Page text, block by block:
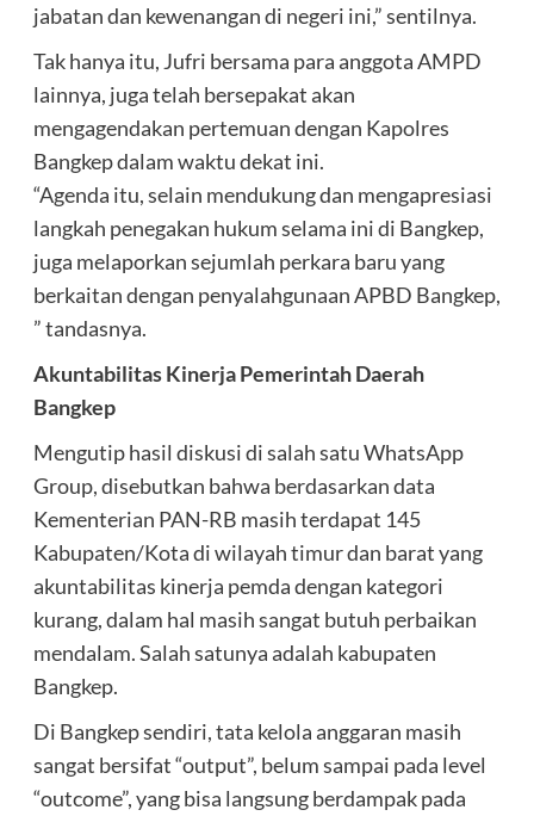
jabatan dan kewenangan di negeri ini,” sentilnya.
Tak hanya itu, Jufri bersama para anggota AMPD
lainnya, juga telah bersepakat akan
mengagendakan pertemuan dengan Kapolres
Bangkep dalam waktu dekat ini.
“Agenda itu, selain mendukung dan mengapresiasi
langkah penegakan hukum selama ini di Bangkep,
juga melaporkan sejumlah perkara baru yang
berkaitan dengan penyalahgunaan APBD Bangkep,
” tandasnya.
Akuntabilitas Kinerja Pemerintah Daerah
Bangkep
Mengutip hasil diskusi di salah satu WhatsApp
Group, disebutkan bahwa berdasarkan data
Kementerian PAN-RB masih terdapat 145
Kabupaten/Kota di wilayah timur dan barat yang
akuntabilitas kinerja pemda dengan kategori
kurang, dalam hal masih sangat butuh perbaikan
mendalam. Salah satunya adalah kabupaten
Bangkep.
Di Bangkep sendiri, tata kelola anggaran masih
sangat bersifat “output”, belum sampai pada level
“outcome”, yang bisa langsung berdampak pada